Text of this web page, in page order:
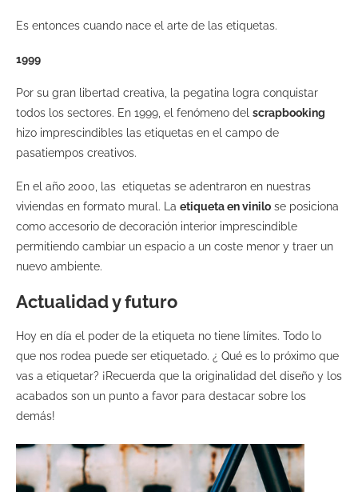
Es entonces cuando nace el arte de las etiquetas.
1999
Por su gran libertad creativa, la pegatina logra conquistar
todos los sectores. En 1999, el fenómeno del scrapbooking
hizo imprescindibles las etiquetas en el campo de
pasatiempos creativos.
En el año 2000, las etiquetas se adentraron en nuestras
viviendas en formato mural. La etiqueta en vinilo se posiciona
como accesorio de decoración interior imprescindible
permitiendo cambiar un espacio a un coste menor y traer un
nuevo ambiente.
Actualidad y futuro
Hoy en día el poder de la etiqueta no tiene límites. Todo lo
que nos rodea puede ser etiquetado. ¿ Qué es lo próximo que
vas a etiquetar? ¡Recuerda que la originalidad del diseño y los
acabados son un punto a favor para destacar sobre los
demás!